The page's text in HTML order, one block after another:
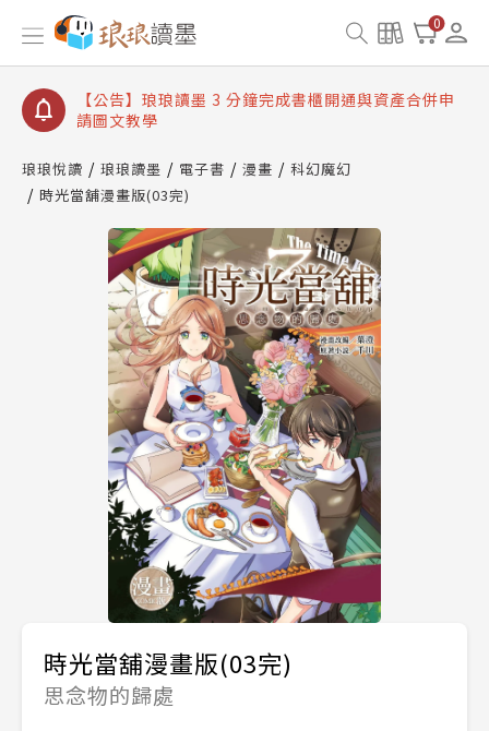
0
【公告】琅琅讀墨數位閱讀資產合併與書櫃開通申請
【公告】琅琅讀墨書櫃開通常見問題
【公告】琅琅讀墨 3 分鐘完成書櫃開通與資產合併申
請圖文教學
查詢
【公告】琅琅讀墨數位閱讀資產合併與書櫃開通申請
琅琅悅讀 琅琅讀墨 電子書 漫畫
科幻魔幻
時光當舖漫畫版(03完)
時光當舖漫畫版(03完)
思念物的歸處